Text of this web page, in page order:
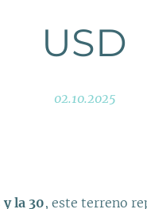
USD
02.10.2025
la 30, este terreno